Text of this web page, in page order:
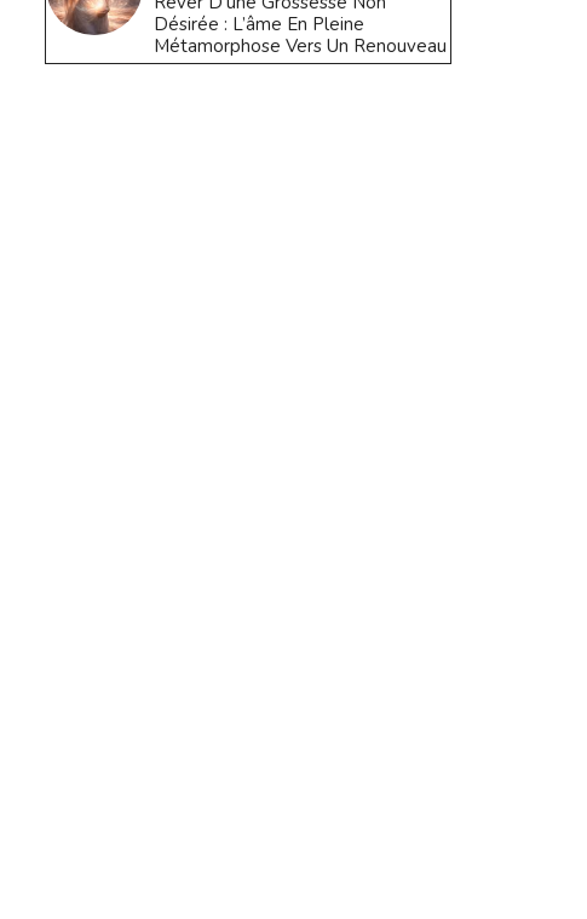
Désirée : L’âme En Pleine
Métamorphose Vers Un Renouveau